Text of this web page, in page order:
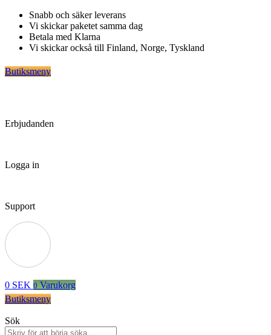
Hoppa
innehåll
Snabb och säker leverans
Vi skickar paketet samma dag
Betala med Klarna
Vi skickar också till Finland, Norge, Tyskland
Butiksmeny
Erbjudanden
Logga in
Support
0 SEK 0 Varukorg
Butiksmeny
Sök